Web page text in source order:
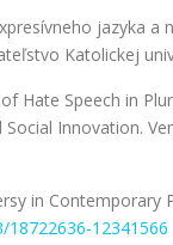
jazyka
Katolickej
Hate Speech in
Innovation.
in Contemporary
12341566